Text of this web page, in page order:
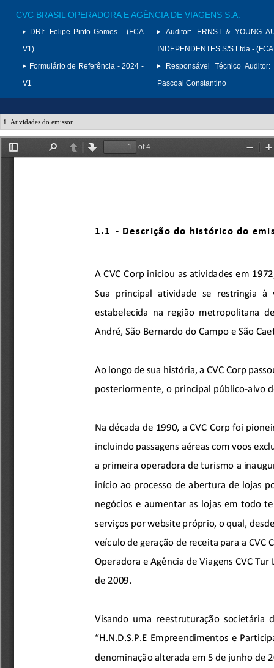
CVC BRASIL OPERADORA E AGÊNCIA DE VIAGENS S.A.
DRI:
Felipe Pinto Gomes - (FCA
V1)
Formulário de Referência - 2024 -
V1
Auditor:
ERNST & YOUNG
INDEPENDENTES S/S Ltda -
Responsável Técnico Auditor:
Pascoal Constantino